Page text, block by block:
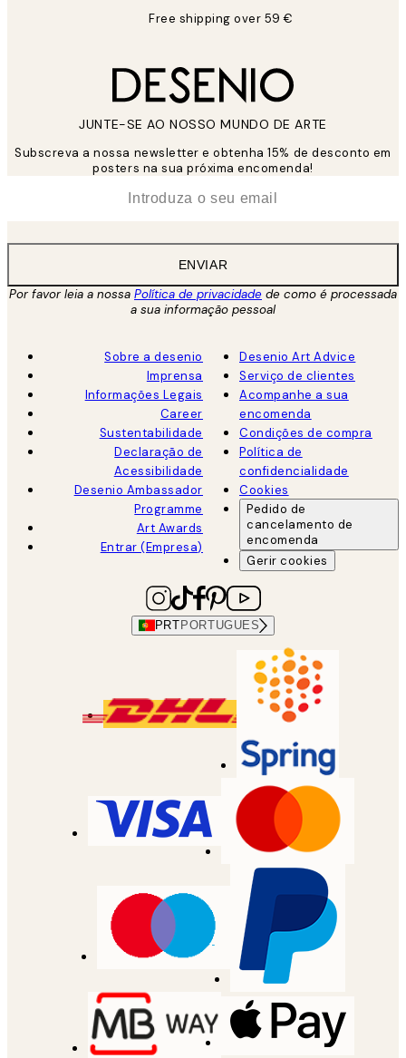
Free shipping over 59 €
JUNTE-SE AO NOSSO MUNDO DE ARTE
Subscreva a nossa newsletter e obtenha 15% de desconto em
posters na sua próxima encomenda!
ENVIAR
Por favor leia a nossa Política de privacidade de como é processada
a sua informação pessoal
Sobre a desenio
Imprensa
Informações Legais
Career
Sustentabilidade
Declaração de
Acessibilidade
Desenio Ambassador
Programme
Art Awards
Entrar (Empresa)
Desenio Art Advice
Serviço de clientes
Acompanhe a sua
encomenda
Condições de compra
Política de
confidencialidade
Cookies
Pedido de
cancelamento de
encomenda
Gerir cookies
PRT PORTUGUES